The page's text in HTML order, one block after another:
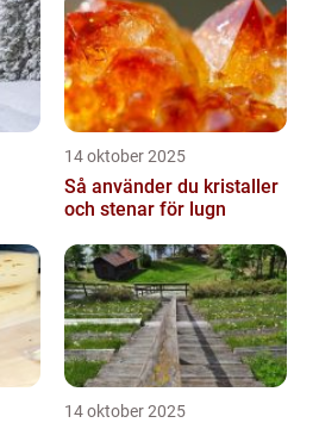
14 oktober 2025
Så använder du kristaller
och stenar för lugn
14 oktober 2025